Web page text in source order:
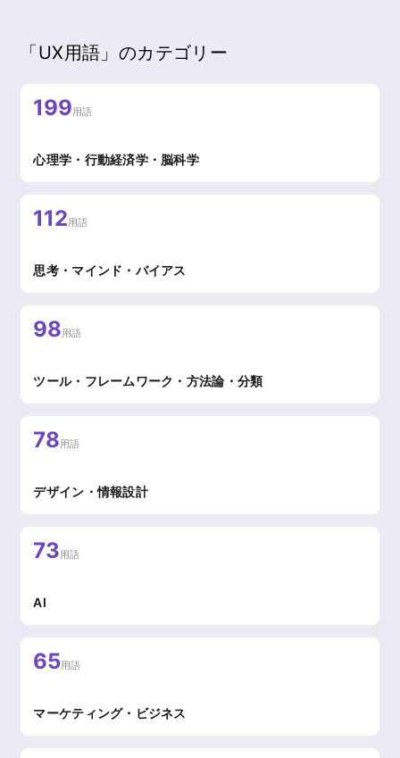
「UX用語」のカテゴリー
199用語
心理学・行動経済学・脳科学
112用語
思考・マインド・バイアス
98用語
ツール・フレームワーク・方法論・分類
78用語
デザイン・情報設計
73用語
AI
65用語
マーケティング・ビジネス